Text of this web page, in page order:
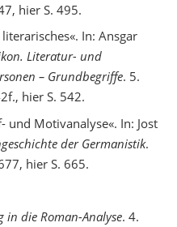
hier S. 495.
In: Ansgar
Literatur- und
– Grundbegriffe. 5.
hier S. 542.
und Motivanalyse«. In: Jost
der Germanistik.
hier S. 665.
die Roman-Analyse. 4.